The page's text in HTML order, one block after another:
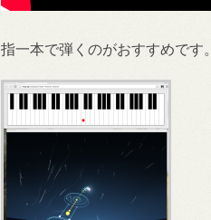
指一本で弾くのがおすすめです。